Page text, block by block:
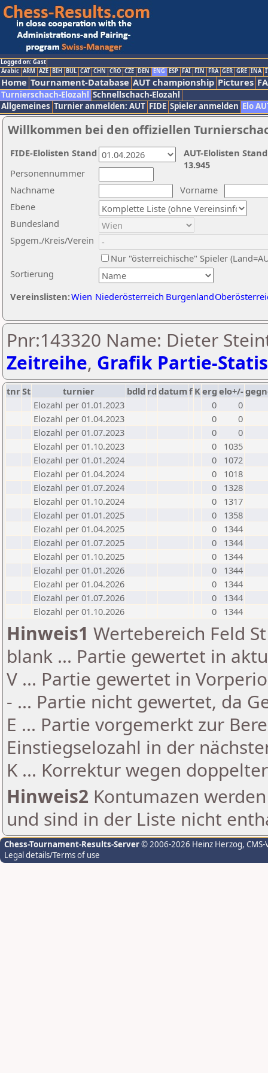
Logged on: Gast
Arabic ARM AZE BIH BUL CAT CHN CRO CZE DEN ENG ESP FAI FIN FRA GER GRE INA
Home Tournament-Database AUT championship Pictures
Turnierschach-Elozahl Schnellschach-Elozahl
Allgemeines Turnier anmelden: AUT FIDE Spieler anmelden Elo
Willkommen bei den offiziellen
Nachname
Vorname
Ebene
Sortierung
Personennummer
Bundesland
Spgem./Kreis/Verein
Nur "österreichische" Spieler
Vereinslisten:Wien Niederösterreich Burgenland
AUT-Elolisten
13.945
FIDE-Elolisten Stand
Pnr:143320 Name: Dieter
Zeitreihe, Grafik Partie-
tnrSt turnier bdld rd datumf Kerg elo+/-
Elozahl per 01.01.2023
0
0
Elozahl per 01.04.2023
0
0
Elozahl per 01.07.2023
0
0
Elozahl per 01.10.2023
0
1035
Elozahl per 01.01.2024
0
1072
Elozahl per 01.04.2024
0
1018
Elozahl per 01.07.2024
0
1328
Elozahl per 01.10.2024
0
1317
Elozahl per 01.01.2025
0
1358
Elozahl per 01.04.2025
0
1344
Elozahl per 01.07.2025
0
1344
Elozahl per 01.10.2025
0
1344
Elozahl per 01.01.2026
0
1344
Elozahl per 01.04.2026
0
1344
Elozahl per 01.07.2026
0
1344
Elozahl per 01.10.2026
0 1344
Hinweis1 Wertebereich Feld
blank ... Partie gewertet in
V ... Partie gewertet in
- ... Partie nicht gewertet, da
E ... Partie vorgemerkt zur
Einstiegselozahl in der
K ... Korrektur wegen
Hinweis2 Kontumazen
und sind in der Liste nicht
Chess-Tournament-Results-Server© 2006-2026 Heinz Herzog,
Legal details/Terms of use